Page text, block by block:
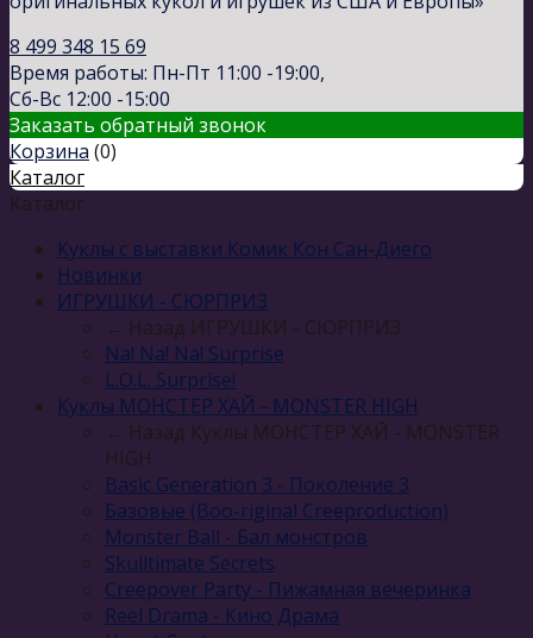
8 499 348 15 69
Время работы: Пн-Пт 11:00 -19:00,
Сб-Вс 12:00 -15:00
Заказать обратный звонок
Корзина (0)
Каталог
Каталог
Куклы с выставки Комик Кон Сан-Диего
Новинки
ИГРУШКИ - СЮРПРИЗ
← Назад ИГРУШКИ - СЮРПРИЗ
Na! Na! Na! Surprise
L.O.L. Surprise!
Куклы МОНСТЕР ХАЙ - MONSTER HIGH
← Назад Куклы МОНСТЕР ХАЙ - MONSTER
HIGH
Basic Generation 3 - Поколение 3
Базовые (Boo-riginal Creeproduction)
Monster Ball - Бал монстров
Skulltimate Secrets
Creepover Party - Пижамная вечеринка
Reel Drama - Кино Драма